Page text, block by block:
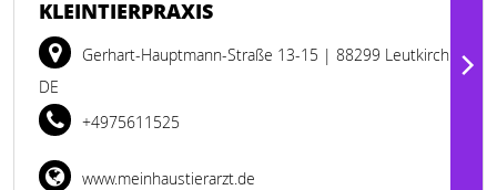
KLEINTIERPRAXIS
Gerhart-Hauptmann-Straße 13-15 | 88299 Leutkirch
DE
+4975611525
www.meinhaustierarzt.de